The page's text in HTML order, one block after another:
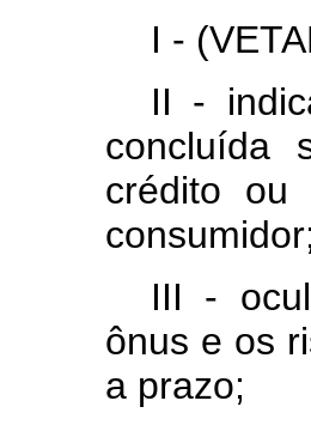
I -
II -
concluída
crédito ou
consumidor;
III -
ônus e os
a prazo;